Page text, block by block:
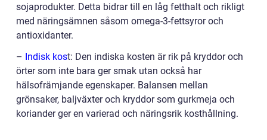
sojaprodukter. Detta bidrar till en låg fetthalt och rikligt
med näringsämnen såsom omega-3-fettsyror och
antioxidanter.
– Indisk kost: Den indiska kosten är rik på kryddor och
örter som inte bara ger smak utan också har
hälsofrämjande egenskaper. Balansen mellan
grönsaker, baljväxter och kryddor som gurkmeja och
koriander ger en varierad och näringsrik kosthållning.